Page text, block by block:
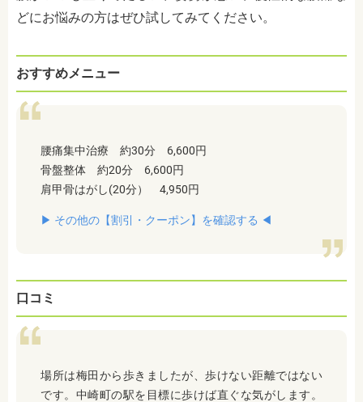
どにお悩みの方はぜひ試してみてください。
おすすめメニュー
腰痛集中治療 約30分 6,600円
骨盤整体 約20分 6,600円
肩甲骨はがし(20分） 4,950円
▶︎ その他の【割引・クーポン】を確認する ◀︎
口コミ
場所は梅田から歩きましたが、歩けない距離ではない
です。中崎町の駅を目標に歩けば直ぐな気がします。